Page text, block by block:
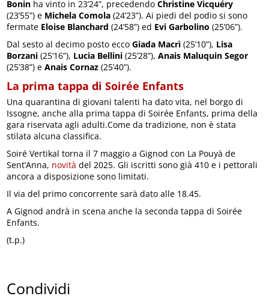
Bonin ha vinto in 23’24”, precedendoChristine Vicquéry
(23’55”) e Michela Comola (24’23”). Ai piedi del podio si sono
fermate Eloise Blanchard (24’58”) ed Evi Garbolino (25’06”).
Dal sesto al decimo posto eccoGiada Macrì (25’10”), Lisa
Borzani (25’16”), Lucia Bellini (25’28”),Anais Maluquin Segor
(25’38”) eAnais Cornaz (25’40”).
La prima tappa di Soirée Enfants
Una quarantina di giovani talenti ha dato vita, nel borgo di
Issogne, anche alla prima tappa di Soirée Enfants, prima della
gara riservata agli adulti.Come da tradizione, non è stata
stilata alcuna classifica.
Soiré Vertikal torna il 7 maggio a Gignod con La Pouyà de
Sent’Anna, novità del 2025. Gli iscritti sono già 410 e i pettorali
ancora a disposizione sono limitati.
Il via del primo concorrente sarà dato alle 18.45.
A Gignod andrà in scena anche la seconda tappa di Soirée
Enfants.
(t.p.)
Condividi